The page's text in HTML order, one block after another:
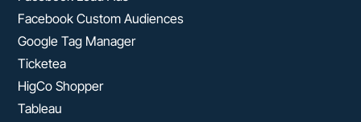
Facebook Custom Audiences
Google Tag Manager
Ticketea
HigCo Shopper
Tableau